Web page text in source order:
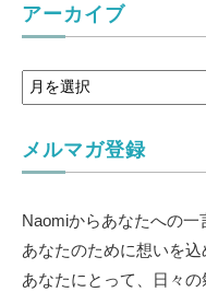
アーカイブ
メルマガ登録
Naomiからあなたへの
あなたのために想いを込
あなたにとって、日々